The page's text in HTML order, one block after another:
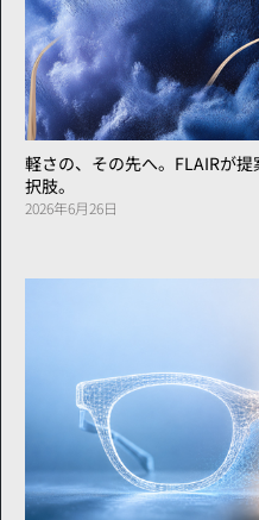
軽さの、その先へ。FLAIRが
択肢。
2026年6月26日